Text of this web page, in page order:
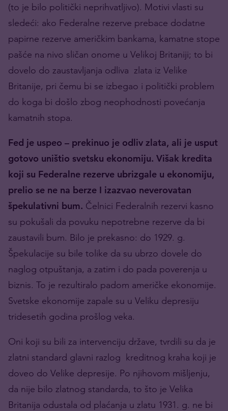
(to je bilo politički neprihvatljivo). Motivi vlasti su
sledeći: ako Federalne rezerve prebace dodatne
papirne rezerve američkim bankama, kamatne stope
pašće na nivo sličan onome u Velikoj Britaniji; to bi
dovelo do zaustavljanja odliva zlata iz Velike
Britanije, pri čemu bi se izbegao i politički problem
do koga bi došlo zbog neophodnosti povećanja
kamatnih stopa.
Fed je uspeo – prekinuo je odliv zlata, ali je usput
gotovo uništio svetsku ekonomiju. Višak kredita
koji su Federalne rezerve ubrizgale u ekonomiju,
prelio se ne na berze I izazvao neverovatan
špekulativni bum. Čelnici Federalnih rezervi kasno
su pokušali da povuku nepotrebne rezerve da bi
zaustavili bum. Bilo je prekasno: do 1929. g.
Špekulacije su bile tolike da su ubrzo dovele do
naglog otpuštanja, a zatim i do pada poverenja u
biznis. To je rezultiralo padom američke ekonomije.
Svetske ekonomije zapale su u Veliku depresiju
tridesetih godina prošlog veka.
Oni koji su bili za intervenciju države, tvrdili su da je
zlatni standard glavni razlog kreditnog kraha koji je
doveo do Velike depresije. Po njihovom mišljenju,
da nije bilo zlatnog standarda, to što je Velika
Britanija odustala od plaćanja u zlatu 1931. g. ne bi